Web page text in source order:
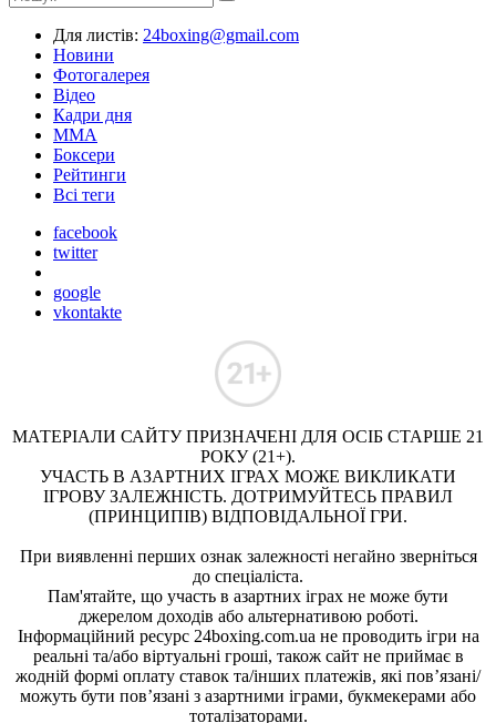
Для листів: 24boxing@gmail.com
Новини
Фотогалерея
Відео
Кадри дня
ММА
Боксери
Рейтинги
Всі теги
facebook
twitter
google
vkontakte
МАТЕРІАЛИ САЙТУ ПРИЗНАЧЕНІ ДЛЯ ОСІБ СТАРШЕ 21
РОКУ (21+).
УЧАСТЬ В АЗАРТНИХ ІГРАХ МОЖЕ ВИКЛИКАТИ
ІГРОВУ ЗАЛЕЖНІСТЬ. ДОТРИМУЙТЕСЬ ПРАВИЛ
(ПРИНЦИПІВ) ВІДПОВІДАЛЬНОЇ ГРИ.
При виявленні перших ознак залежності негайно зверніться
до спеціаліста.
Пам'ятайте, що участь в азартних іграх не може бути
джерелом доходів або альтернативою роботі.
Інформаційний ресурс 24boxing.com.ua не проводить ігри на
реальні та/або віртуальні гроші, також сайт не приймає в
жодній формі оплату ставок та/інших платежів, які пов’язані/
можуть бути пов’язані з азартними іграми, букмекерами або
тоталізаторами.